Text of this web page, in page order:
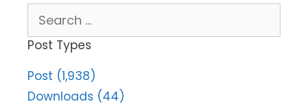
for:
Post Types
Post (1,938)
Downloads (44)